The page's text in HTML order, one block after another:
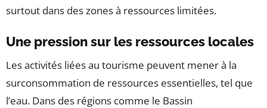
surtout dans des zones à ressources limitées.
Une pression sur les ressources locales
Les activités liées au tourisme peuvent mener à la
surconsommation de ressources essentielles, tel que
l’eau. Dans des régions comme le Bassin